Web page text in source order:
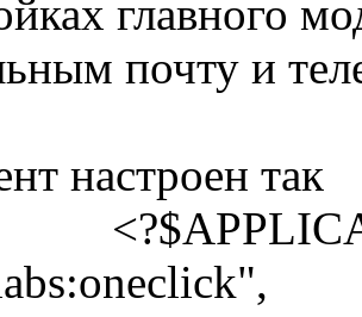
главного
почту и
настроен так